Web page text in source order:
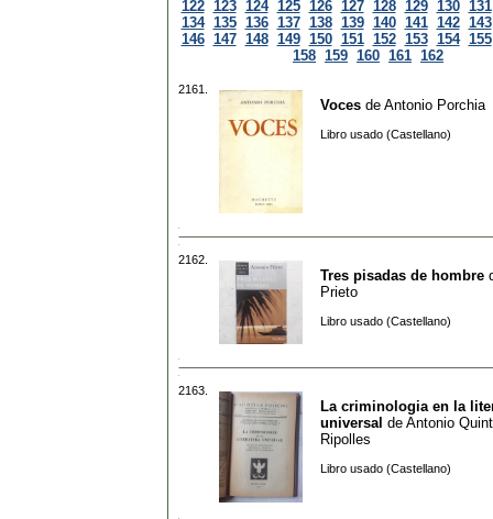
122 123 124 125 126 127 128 129 130 131
134 135 136 137 138 139 140 141 142 143
146 147 148 149 150 151 152 153 154 155
158 159 160 161 162
2161.
Voces de Antonio Porchia
Libro usado (Castellano)
2162.
Tres pisadas de hombre
Prieto
Libro usado (Castellano)
2163.
La criminologia en la
universal de Antonio
Ripolles
Libro usado (Castellano)